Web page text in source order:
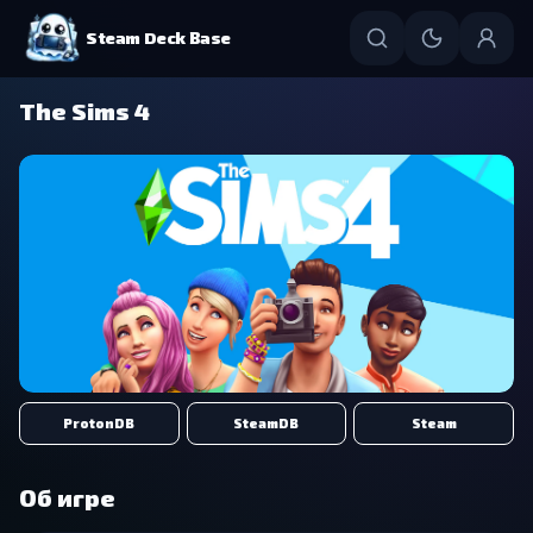
Steam Deck Base
The Sims 4
ProtonDB SteamDB Steam
Об игре